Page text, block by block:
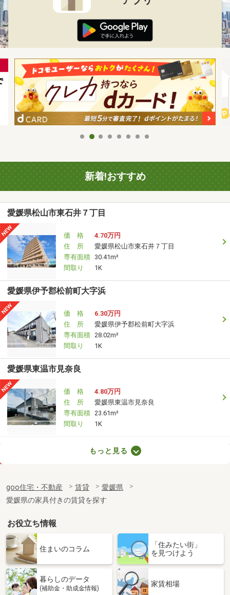
新着!おすすめ
愛媛県松山市東石井７丁目
価 格
4.70万円
住 所
愛媛県松山市東石井７丁目
専有面積 30.41m²
間取り
1K
愛媛県伊予郡松前町大字浜
価 格
6.30万円
住 所
愛媛県伊予郡松前町大字浜
専有面積 28.02m²
間取り
1K
愛媛県東温市見奈良
価 格
4.80万円
住 所
愛媛県東温市見奈良
専有面積 23.61m²
間取り
1K
愛媛県松山市東石井７丁目
専有面積
30.41m²
間取り
1K
愛媛県大洲市若宮
価 格
5.60万円
愛媛県大洲市若宮
専有面積 23.61m²
間取り
もっと見る
goo住宅・不動産 賃貸
愛媛県
愛媛県の家具付きの賃貸を探す
お役立ち情報
住まいのコラム
「住みたい街」
を見つけよう
暮らしのデータ
(補助金・助成金情報)
家賃相場